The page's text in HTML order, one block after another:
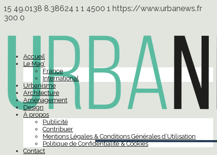
15 49.0138 8.38624 1 1 4500 1 https://www.urbanews.fr
300 0
Accueil
Le Mag’
France
International
Urbanisme
Architecture
Aménagement
Design
À propos
Publicité
Contribuer
Mentions Légales & Conditions Générales d’Utilisation
Politique de Confidentialité & Cookies
Contact